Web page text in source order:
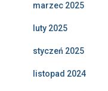
marzec 2025
luty 2025
styczeń 2025
listopad 2024